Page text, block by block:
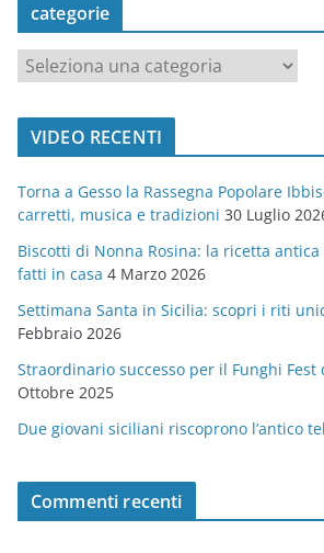
categorie
a
t
o
r
i
e
VIDEO RECENTI
Torna a Gesso la Rassegna Popolare
carretti, musica e tradizioni 30 Luglio
Biscotti di Nonna Rosina: la ricetta
fatti in casa 4 Marzo 2026
Settimana Santa in Sicilia: scopri i riti
Febbraio 2026
Straordinario successo per il Funghi Fest
Ottobre 2025
Due giovani siciliani riscoprono l’antico
Commenti recenti